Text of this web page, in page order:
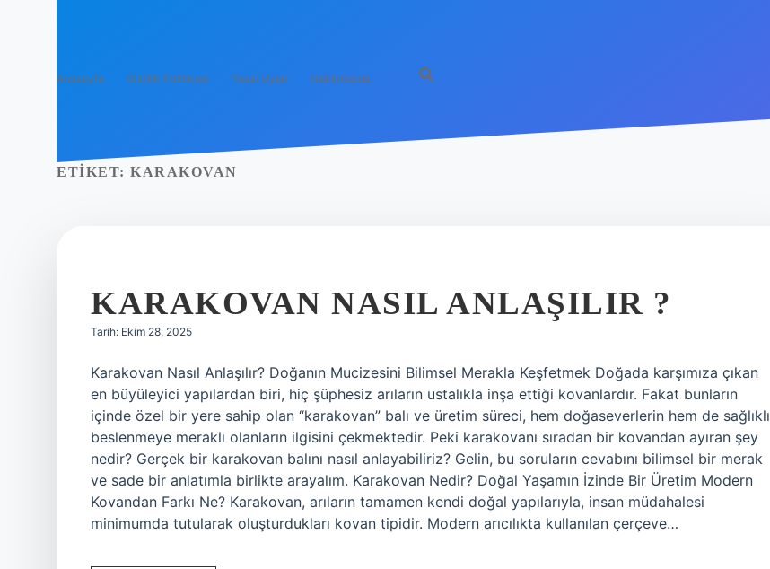
Anasayfa Gizlilik Politikası Yasal Uyarı Hakkımızda
ETIKET: KARAKOVAN
KARAKOVAN NASIL ANLAŞILIR ?
Tarih: Ekim 28, 2025
Karakovan Nasıl Anlaşılır? Doğanın Mucizesini Bilimsel Merakla Keşfetmek Doğada karşımıza çıkan
en büyüleyici yapılardan biri, hiç şüphesiz arıların ustalıkla inşa ettiği kovanlardır. Fakat bunların
içinde özel bir yere sahip olan “karakovan” balı ve üretim süreci, hem doğaseverlerin hem de sağlıklı
beslenmeye meraklı olanların ilgisini çekmektedir. Peki karakovanı sıradan bir kovandan ayıran şey
nedir? Gerçek bir karakovan balını nasıl anlayabiliriz? Gelin, bu soruların cevabını bilimsel bir merak
ve sade bir anlatımla birlikte arayalım. Karakovan Nedir? Doğal Yaşamın İzinde Bir Üretim Modern
Kovandan Farkı Ne? Karakovan, arıların tamamen kendi doğal yapılarıyla, insan müdahalesi
minimumda tutularak oluşturdukları kovan tipidir. Modern arıcılıkta kullanılan çerçeve…